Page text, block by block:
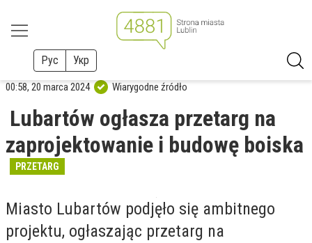
Рус Укр
00:58, 20 marca 2024 Wiarygodne źródło
Lubartów ogłasza przetarg na
zaprojektowanie i budowę boiska
PRZETARG
Miasto Lubartów podjęło się ambitnego
projektu, ogłaszając przetarg na